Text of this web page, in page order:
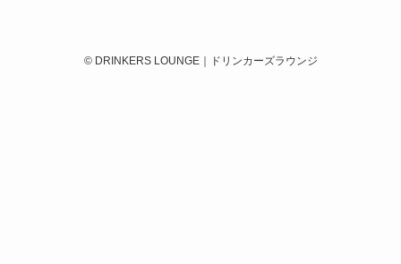
©DRINKERS LOUNGE｜ドリンカーズラウンジ